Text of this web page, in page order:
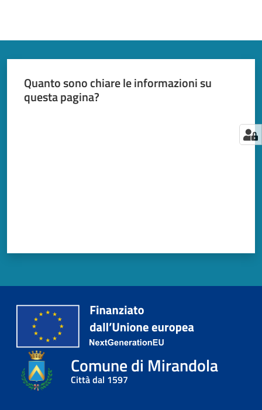
Quanto sono chiare le informazioni su
questa pagina?
Comune di Mirandola
Città dal 1597